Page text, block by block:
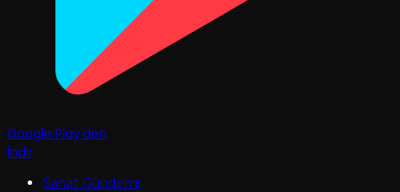
Google Play'den
İndir
Sanat Gündemi